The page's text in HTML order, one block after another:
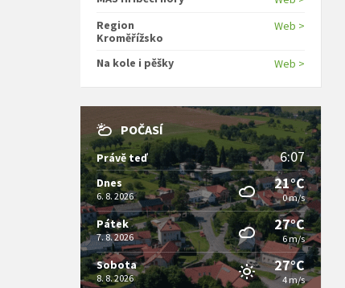
Region
Kroměřížsko
Web >
Na kole i pěšky Web >
POČASÍ
Právě teď 6:07
Dnes
6. 8. 2026
21°C
0 m/s
Pátek
7. 8. 2026
27°C
6 m/s
Sobota
8. 8. 2026
27°C
4 m/s